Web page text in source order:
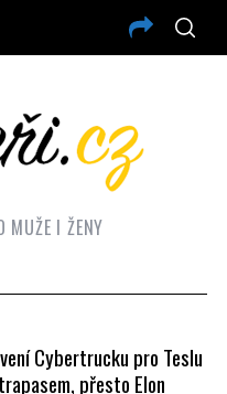
MUŽE I ŽENY
Cybertrucku pro Teslu
přesto Elon